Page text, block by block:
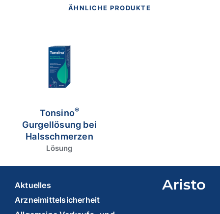
14,22 mg Alkohol (Ethanol) pro Sprühstoß,
entsprechend 82,20 mg/ 1 ml Lösung (8 % w/w),
Risiken und Nebenwirkungen lesen Sie die
Packungsbeilage und fragen Sie Ihre Ärztin, Ihren
Arzt oder in Ihrer Apotheke. Apothekenpflichtig.
(Stand Mai 2024). Aristo Pharma GmbH,
Wallenroder Straße 8-10, 13435 Berlin.
ÄHNLICHE PRODUKTE
Tonsino®
Gurgellösung bei
Halsschmerzen
Lösung
Aktuelles
Arzneimittelsicherheit